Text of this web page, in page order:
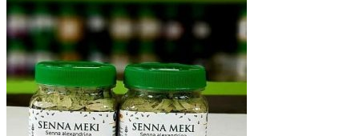
kokainës,
heroinës
e
prostitucionit